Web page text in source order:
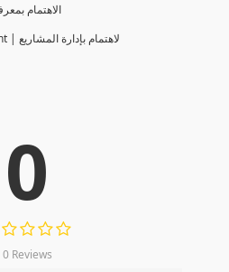
الاهتمام
Interest on Projects management | لاهتمام بإدارة المشاريع
0
0 Reviews